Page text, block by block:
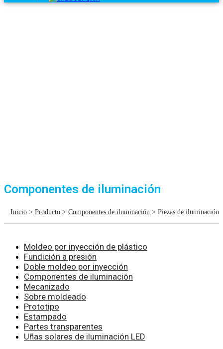
Componentes de iluminación
Inicio > Producto > Componentes de iluminación > Piezas de iluminación
Moldeo por inyección de plástico
Fundición a presión
Doble moldeo por inyección
Componentes de iluminación
Mecanizado
Sobre moldeado
Prototipo
Estampado
Partes transparentes
Uñas solares de iluminación LED